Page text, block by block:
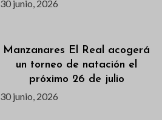
30 junio, 2026
Manzanares El Real acogerá
un torneo de natación el
próximo 26 de julio
30 junio, 2026